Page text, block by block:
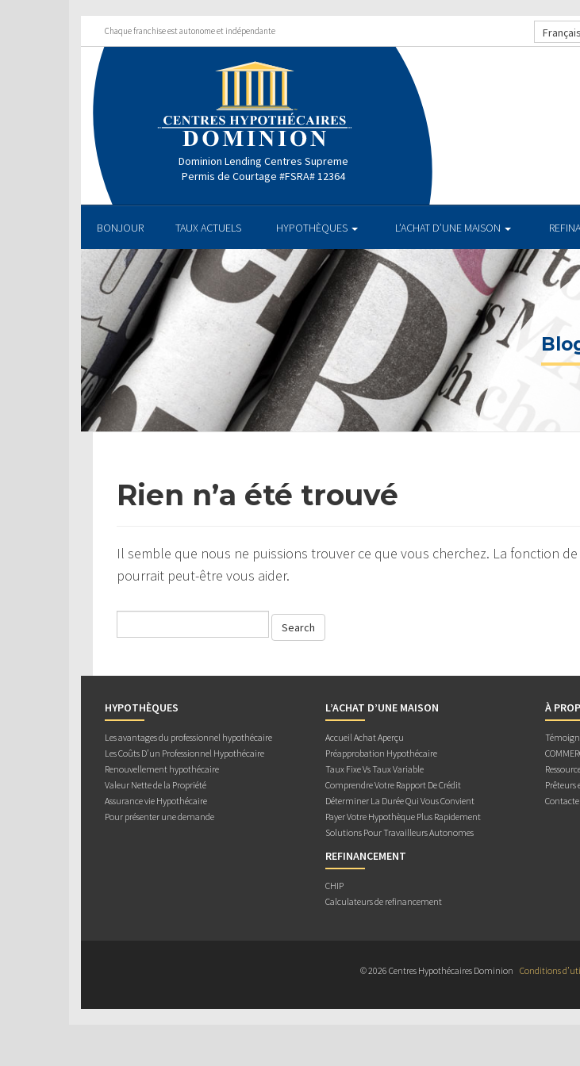
Chaque franchise est autonome et indépendante Français
Dominion Lending Centres Supreme
Permis de Courtage #FSRA# 12364
BONJOUR TAUX ACTUELS HYPOTHÈQUES L’ACHAT D’UNE MAISON
Rien n’a été trouvé
Il semble que nous ne puissions trouver ce que vous cherchez. La fonction
pourrait peut-être vous aider.
HYPOTHÈQUES
Les avantages du professionnel hypothécaire
Les Coûts D’un Professionnel Hypothécaire
Renouvellement hypothécaire
Valeur Nette de la Propriété
Assurance vie Hypothécaire
Pour présenter une demande
L’ACHAT D’UNE MAISON
Accueil Achat Aperçu
Préapprobation Hypothécaire
Taux Fixe Vs Taux Variable
Comprendre Votre Rapport De Crédit
Déterminer La Durée Qui Vous Convient
Payer Votre Hypothèque Plus Rapidement
Solutions Pour Travailleurs Autonomes
REFINANCEMENT
CHIP
Calculateurs de refinancement
À
Prêteurs
© 2026 Centres Hypothécaires Dominion Conditions